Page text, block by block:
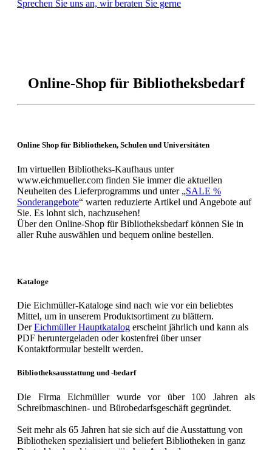
Sprechen Sie uns an, wir beraten Sie gerne
Online-Shop für Bibliotheksbedarf
Online Shop für Bibliotheken, Schulen und Universitäten
Im virtuellen Bibliotheks-Kaufhaus unter
www.eichmueller.com finden Sie immer die aktuellen
Neuheiten des Lieferprogramms und unter „SALE %
Sonderangebote“ warten reduzierte Artikel und Angebote auf
Sie. Es lohnt sich, nachzusehen!
Über den Online-Shop für Bibliotheksbedarf können Sie in
aller Ruhe auswählen und bequem online bestellen.
Kataloge
Die Eichmüller-Kataloge sind nach wie vor ein beliebtes
Mittel, um in unserem Produktsortiment zu blättern.
DerEichmüller Hauptkatalog erscheint jährlich und kann als
PDF heruntergeladen oder kostenfrei über unser
Kontaktformular bestellt werden.
Bibliotheksausstattung und -bedarf
Die Firma Eichmüller wurde vor über 100 Jahren als
Schreibmaschinen- und Bürobedarfsgeschäft gegründet.
Seit mehr als 65 Jahren hat sie sich auf die Ausstattung von
Bibliotheken spezialisiert und beliefert Bibliotheken in ganz